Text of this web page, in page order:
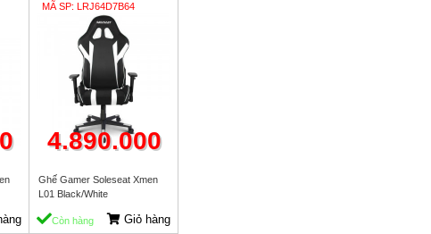
MÃ SP: LRJ64D7B64
4.890.000
Ghế Gamer Soleseat Xmen
L01 Black/White
Còn hàng Giỏ hàng